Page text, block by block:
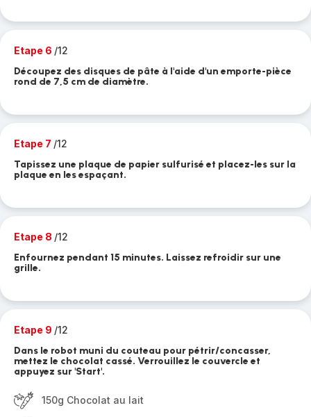
Etape 6 /12
Découpez des disques de pâte à l'aide d'un emporte-pièce
rond de 7,5 cm de diamètre.
Etape 7 /12
Tapissez une plaque de papier sulfurisé et placez-les sur la
plaque en les espaçant.
Etape 8 /12
Enfournez pendant 15 minutes. Laissez refroidir sur une
grille.
Etape 9 /12
Dans le robot muni du couteau pour pétrir/concasser,
mettez le chocolat cassé. Verrouillez le couvercle et
appuyez sur 'Start'.
150g Chocolat au lait